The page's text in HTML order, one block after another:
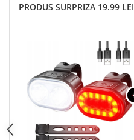
PRODUS SURPRIZA 19.99 LEI